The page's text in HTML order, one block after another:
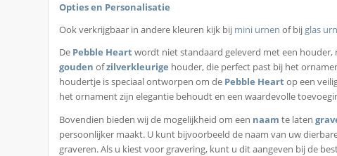
Opties en Personalisatie
Ook verkrijgbaar in andere kleuren kijk bij mini urnen of bij glas
De Pebble Heartwordt niet standaard geleverd met een houder,
gouden ofzilverkleurige houder, die perfect past bij het
houdertje is speciaal ontworpen om de Pebble Heartop een
het ornament zijn elegantie behoudt en een waardevolle
Bovendien bieden wij de mogelijkheid om een naam te laten
persoonlijker maakt. U kunt bijvoorbeeld de naam van uw
graveren. Als u kiest voor gravering, kunt u dit aangeven bij de